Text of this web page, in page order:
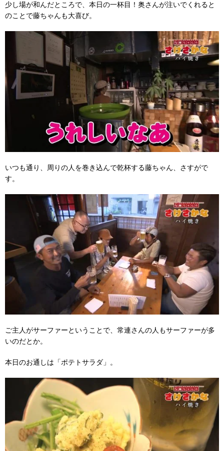
少し場が和んだところで、本日の一杯目！奥さんが注いでくれると
のことで藤ちゃんも大喜び。
いつも通り、周りの人を巻き込んで乾杯する藤ちゃん、さすがで
す。
ご主人がサーファーということで、常連さんの人もサーファーが多
いのだとか。
本日のお通しは「ポテトサラダ」。